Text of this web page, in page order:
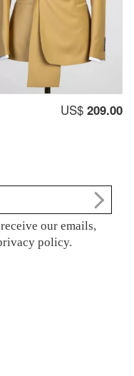
US$ 209.00
our emails,
policy.